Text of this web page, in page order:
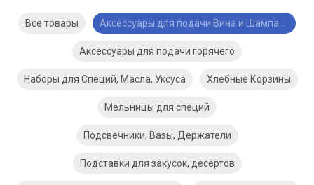
Все товары
Аксессуары для подачи горячего
Наборы для Специй, Масла, Уксуса Хлебные Корзины
Мельницы для специй
Подсвечники, Вазы, Держатели
Подставки для закусок, десертов